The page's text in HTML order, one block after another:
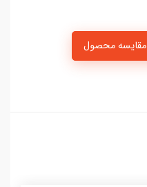
مقایسه محصول